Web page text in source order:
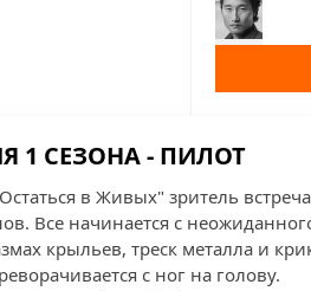
1 СЕЗОНА - ПИЛОТ
в Живых" зритель
Все начинается с
крыльев, треск металла и
с ног на голову.